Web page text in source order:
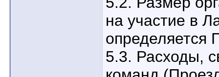
на участие в
5.3. Расходы,